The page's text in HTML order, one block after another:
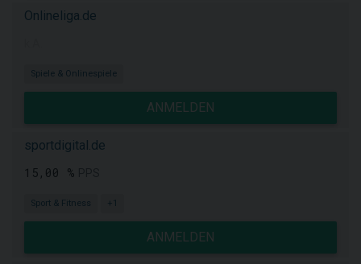
Onlineliga.de
Spiele & Onlinespiele
ANMELDEN
sportdigital.de
15,00 %
Sport & Fitness +1
ANMELDEN